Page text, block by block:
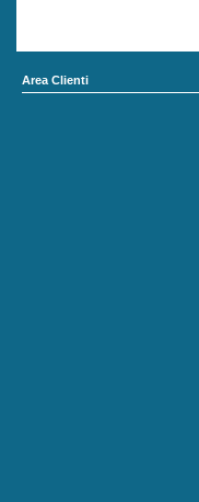
Area Clienti